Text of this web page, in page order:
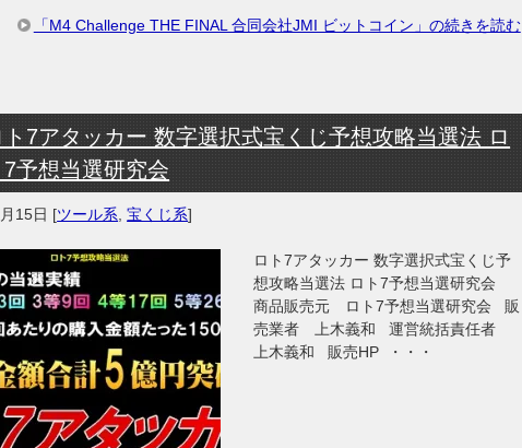
「M4 Challenge THE FINAL 合同会社JMI ビットコイン」の続きを読む
ト7アタッカー 数字選択式宝くじ予想攻略当選法 ロ
7予想当選研究会
15日 [ツール系 ,宝くじ系]
ロト7アタッカー 数字選択式宝くじ予
想攻略当選法 ロト7予想当選研究会
商品販売元 ロト7予想当選研究会 販
売業者 上木義和 運営統括責任者
上木義和 販売HP ・・・